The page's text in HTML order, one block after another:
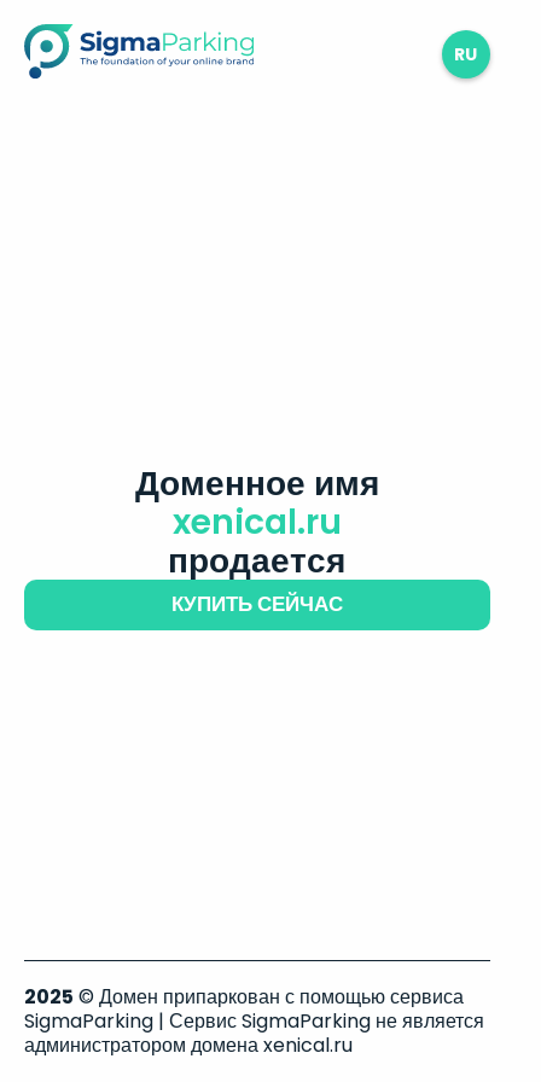
RU
Доменное имя
xenical.ru
продается
КУПИТЬ СЕЙЧАС
2025 © Домен припаркован с помощью сервиса
SigmaParking | Сервис SigmaParking не является
администратором домена xenical.ru